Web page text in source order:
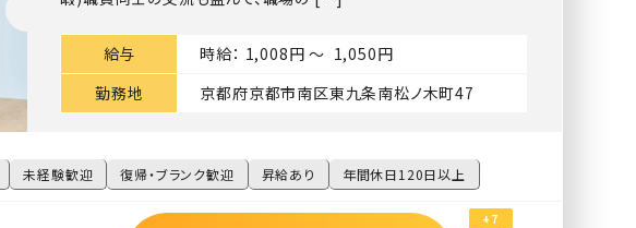
未経験歓迎 復帰・ブランク歓迎 昇給あり 年間休日120日以上
給与
時給： 1,008円 〜 1,050円
勤務地
京都府京都市南区東九条南松ノ木町47
+7